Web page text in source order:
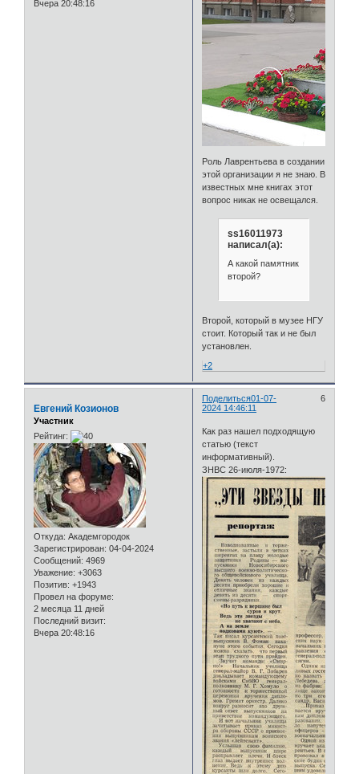
Вчера 20:48:16
Роль Лаврентьева в создании
этой организации я не знаю. В
известных мне книгах этот
вопрос никак не освещался.
ss16011973
написал(а):
А какой памятник
второй?
Второй, который в музее НГУ
стоит. Который так и не был
установлен.
+2
Поделиться 6
01-07-
2024 14:46:11
Евгений Козионов
Участник
Рейтинг:
Откуда: Академгородок
Зарегистрирован: 04-04-2024
Сообщений: 4969
Уважение: +3063
Позитив: +1943
Провел на форуме:
2 месяца 11 дней
Последний визит:
Вчера 20:48:16
Как раз нашел подходящую
статью (текст
информативный).
ЗНВС 26-июля-1972: